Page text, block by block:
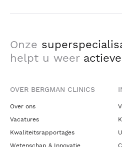
Onze
helpt u weer
OVER BERGMAN CLINICS
Over ons
Vacatures
Kwaliteitsrapportages
Wetenschap & Innovatie